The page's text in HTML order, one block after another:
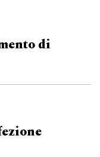
di